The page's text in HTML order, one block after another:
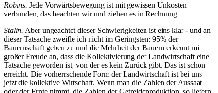
Robins. Jede Vorwärtsbewegung ist mit gewissen Unkosten
verbunden, das beachten wir und ziehen es in Rechnung.
Stalin. Aber ungeachtet dieser Schwierigkeiten ist eins klar - und an
dieser Tatsache zweifle ich nicht im Geringsten: 95% der
Bauernschaft geben zu und die Mehrheit der Bauern erkennt mit
großer Freude an, dass die Kollektivierung der Landwirtschaft eine
Tatsache geworden ist, von der es kein Zurück gibt. Das ist schon
erreicht. Die vorherrschende Form der Landwirtschaft ist bei uns
jetzt die kollektive Wirtschaft. Wenn man die Zahlen der Aussaat
oder der Ernte nimmt, die Zahlen der Getreideproduktion, so liefern